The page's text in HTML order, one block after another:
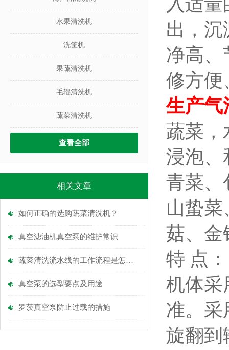
水果清洗机
洗筐机
果蔬清洗机
毛辊清洗机
蔬菜清洗机
查看全部
相关文章
如何正确的选购蔬菜清洗机？
真空滤油机真空泵的维护常识
蔬菜清洗流水线的工作流程是怎么的？
真空泵的选型要点及用途
罗茨真空泵防止过载的措施
出，沉
净高、
修方便
生产气
蔬菜，
浸泡、
青菜、
山蛰
菇、金
特 点：
机体采
准。采
旋翻到